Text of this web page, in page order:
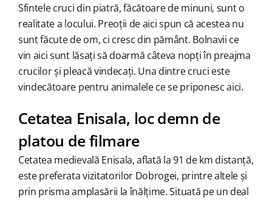
Sfintele cruci din piatră, făcătoare de minuni, sunt o
realitate a locului. Preoții de aici spun că acestea nu
sunt făcute de om, ci cresc din pământ. Bolnavii ce
vin aici sunt lăsați să doarmă câteva nopți în preajma
crucilor și pleacă vindecați. Una dintre cruci este
vindecătoare pentru animalele ce se priponesc aici.
Cetatea Enisala, loc demn de
platou de filmare
Cetatea medievală Enisala, aflată la 91 de km distanță,
este preferata vizitatorilor Dobrogei, printre altele și
prin prisma amplasării la înălțime. Situată pe un deal